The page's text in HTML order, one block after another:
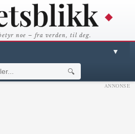
noe – fra verden, til deg.
▼
🔍
ANNONSE